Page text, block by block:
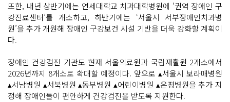
또한, 내년 상반기에는 연세대학교 치과대학병원에 ‘권역 장애인 구
강진료센터’를 개소하고, 하반기에는 ‘서울시 서부장애인치과병
원’을 추가 개원해 장애인 구강보건 시설 기반을 더욱 강화할 계획이
다.
장애인 건강검진 기관도 현재 서울의료원과 국립재활원 2개소에서
2026년까지 8개소로 확대할 예정이다. 앞으로 ▴서울시 보라매병원
▴서남병원 ▴서북병원 ▴동부병원 ▴어린이병원 ▴은평병원을 추가 지
정해 장애인들이 편안하게 건강검진을 받도록 지원한다.